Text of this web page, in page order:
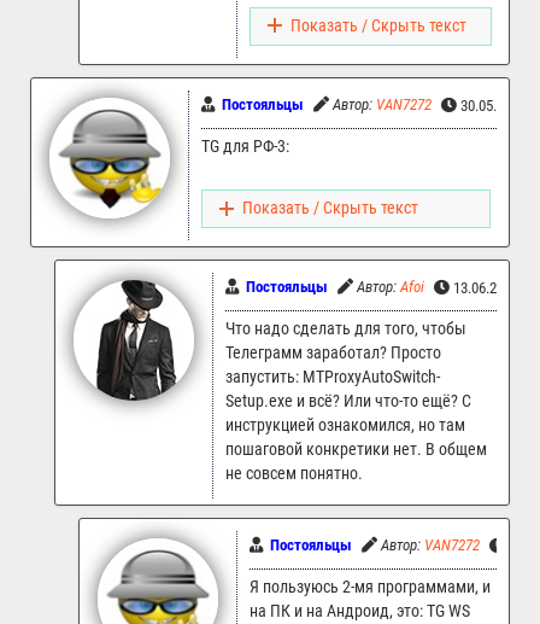
Показать / Скрыть текст
Постояльцы Автор: VAN7272 30.05.2026
TG для РФ-3:
Показать / Скрыть текст
Постояльцы Автор:Afoi 13.06.2026
Что надо сделать для того, чтобы
Телеграмм заработал? Просто
запустить: MTProxyAutoSwitch-
Setup.exe и всё? Или что-то ещё? С
инструкцией ознакомился, но там
пошаговой конкретики нет. В общем
не совсем понятно.
Постояльцы Автор: VAN7272
Я пользуюсь 2-мя программами, и
на ПК и на Андроид, это: TG WS